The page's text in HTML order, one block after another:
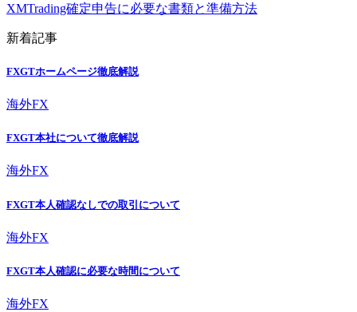
XMTrading確定申告に必要な書類と準備方法
新着記事
FXGTホームページ徹底解説
海外FX
FXGT本社について徹底解説
海外FX
FXGT本人確認なしでの取引について
海外FX
FXGT本人確認に必要な時間について
海外FX